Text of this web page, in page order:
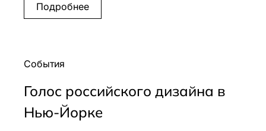
Подробнее
События
Голос российского дизайна в
Нью-Йорке